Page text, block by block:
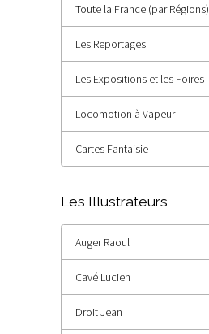
Toute la France (par Régions)
Les Reportages
Les Expositions et les Foires
Locomotion à Vapeur
Cartes Fantaisie
Les Illustrateurs
Auger Raoul
Cavé Lucien
Droit Jean